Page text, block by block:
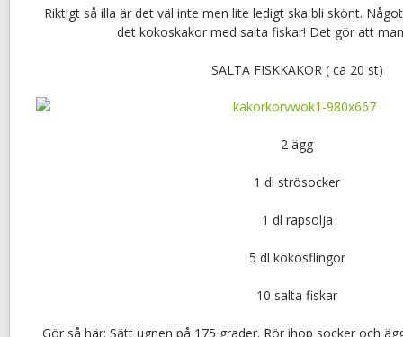
Riktigt så illa är det väl inte men lite ledigt ska bli skönt.
det kokoskakor med salta fiskar! Det gör att
SALTA FISKKAKOR ( ca 20 st)
2 ägg
1 dl strösocker
1 dl rapsolja
5 dl kokosflingor
10 salta fiskar
Gör så här: Sätt ugnen på 175 grader. Rör ihop socker och